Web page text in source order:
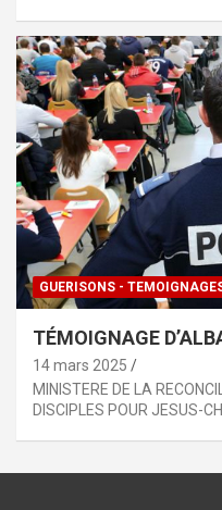
GUERISONS -
TÉMOIGNAGE
14 mars 2025
MINISTERE DE LA
DISCIPLES POUR JESUS-